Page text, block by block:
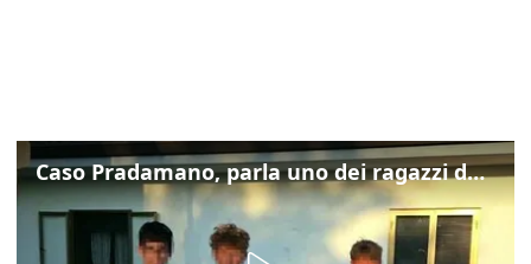
Caso Pradamano, parla uno dei ragazzi denunciati per la limonata: "Volevo anche aiutare i miei"